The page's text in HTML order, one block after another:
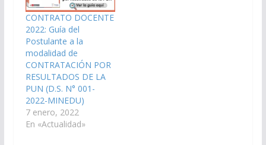
CONTRATO DOCENTE
2022: Guía del
Postulante a la
modalidad de
CONTRATACIÓN POR
RESULTADOS DE LA
PUN (D.S. N° 001-
2022-MINEDU)
7 enero, 2022
En «Actualidad»